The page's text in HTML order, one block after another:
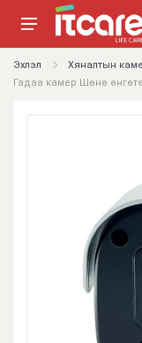
Эхлэл Хяналтын
Гадаа камер Шөнө